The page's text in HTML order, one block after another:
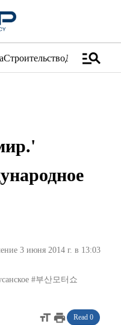
СтроительствоДистрибуция
manage_search
3 июня 2014 г. в 13:03
#부산모터쇼
format_sizeprint Read 0